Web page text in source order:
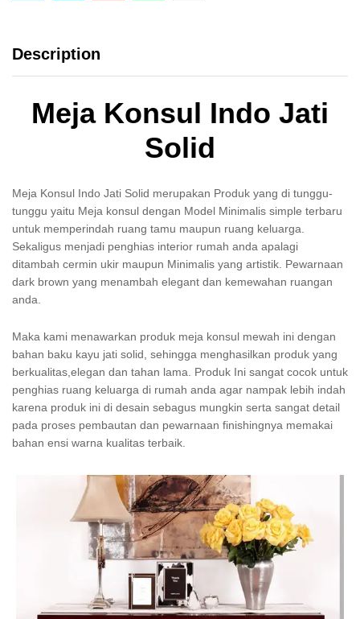
Description
Meja Konsul Indo Jati
Solid
Meja Konsul Indo Jati Solid merupakan Produk yang di tunggu-
tunggu yaitu Meja konsul dengan Model Minimalis simple terbaru
untuk memperindah ruang tamu maupun ruang keluarga.
Sekaligus menjadi penghias interior rumah anda apalagi
ditambah cermin ukir maupun Minimalis yang artistik. Pewarnaan
dark brown yang menambah elegant dan kemewahan ruangan
anda.
Maka kami menawarkan produk meja konsul mewah ini dengan
bahan baku kayu jati solid, sehingga menghasilkan produk yang
berkualitas,elegan dan tahan lama. Produk Ini sangat cocok untuk
penghias ruang keluarga di rumah anda agar nampak lebih indah
karena produk ini di desain sebagus mungkin serta sangat detail
pada proses pembautan dan pewarnaan finishingnya memakai
bahan ensi warna kualitas terbaik.